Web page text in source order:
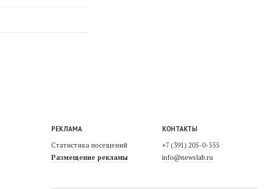
РЕКЛАМА
Статистика посещений
Размещение рекламы
КОНТАКТЫ
+7 (391) 205-0-555
info@newslab.ru